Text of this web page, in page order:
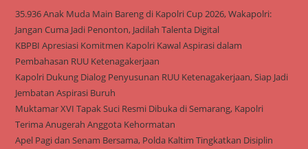
35.936 Anak Muda Main Bareng di Kapolri Cup 2026, Wakapolri:
Jangan Cuma Jadi Penonton, Jadilah Talenta Digital
KBPBI Apresiasi Komitmen Kapolri Kawal Aspirasi dalam
Pembahasan RUU Ketenagakerjaan
Kapolri Dukung Dialog Penyusunan RUU Ketenagakerjaan, Siap Jadi
Jembatan Aspirasi Buruh
Muktamar XVI Tapak Suci Resmi Dibuka di Semarang, Kapolri
Terima Anugerah Anggota Kehormatan
Apel Pagi dan Senam Bersama, Polda Kaltim Tingkatkan Disiplin